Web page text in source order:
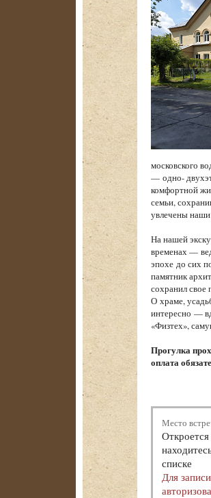
московского
— одно-
комфортной
семьи,
увлечены
На нашей
временах —
эпохе до сих
памятник
сохранил свое
О храме,
интересно —
«Физтех»,
Прогулка
оплата
Место
списке
Для